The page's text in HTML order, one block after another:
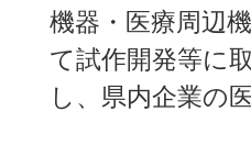
機器・医療周辺
て試作開発等に
し、県内企業の